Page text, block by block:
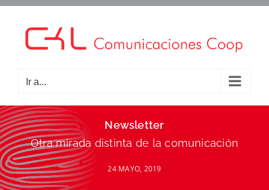
contenido
Ir a...
Newsletter
Otra mirada distinta de la comunicación
24 MAYO, 2019